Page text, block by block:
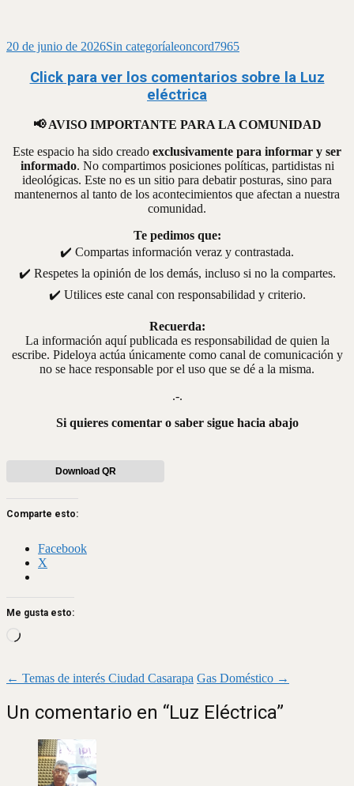
20 de junio de 2026Sin categoríaleoncord7965
Click para ver los comentarios sobre la Luz
eléctrica
📢 AVISO IMPORTANTE PARA LA COMUNIDAD
Este espacio ha sido creado exclusivamente para informar y ser
informado. No compartimos posiciones políticas, partidistas ni
ideológicas. Este no es un sitio para debatir posturas, sino para
mantenernos al tanto de los acontecimientos que afectan a nuestra
comunidad.
Te pedimos que:
✔️ Compartas información veraz y contrastada.
✔️ Respetes la opinión de los demás, incluso si no la compartes.
✔️ Utilices este canal con responsabilidad y criterio.
Recuerda:
La información aquí publicada es responsabilidad de quien la
escribe. Pideloya actúa únicamente como canal de comunicación y
no se hace responsable por el uso que se dé a la misma.
.-.
Si quieres comentar o saber sigue hacia abajo
Download QR
Comparte esto:
Facebook
X
Me gusta esto:
Loading…
Navegación
de
entradas
← Temas de interés Ciudad Casarapa Gas Doméstico →
Un comentario en “Luz Eléctrica”